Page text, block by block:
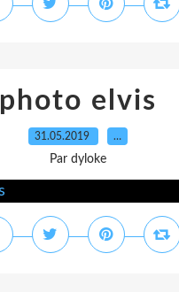
photo elvis
31.05.2019 …
Par dyloke